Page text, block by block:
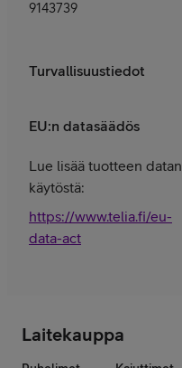
9143739
Turvallisuustiedot
EU:n datasäädös
Lue lisää tuotteen datan
käytöstä:
https://www.telia.fi/eu-
data-act
Laitekauppa